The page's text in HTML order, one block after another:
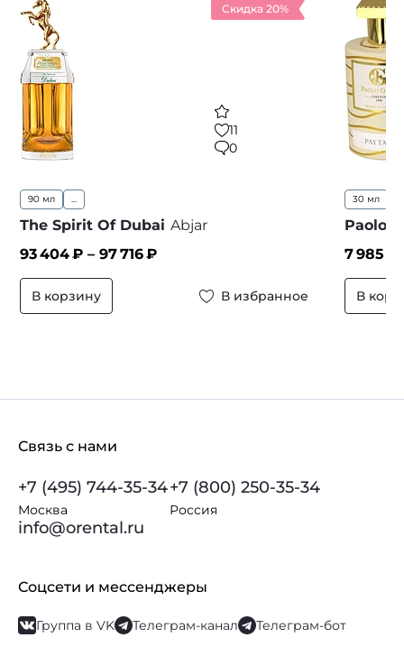
Скидка 20%
11
0
90 мл ...
The Spirit Of Dubai Abjar
93 404₽ – 97 716₽
В корзину В избранное
30 мл
Paolo
7 985
В
Связь с нами
+7 (495) 744-35-34
Москва
+7 (800) 250-35-34
Россия
info@orental.ru
Соцсети и мессенджеры
Группа в VK Телеграм-канал Телеграм-бот